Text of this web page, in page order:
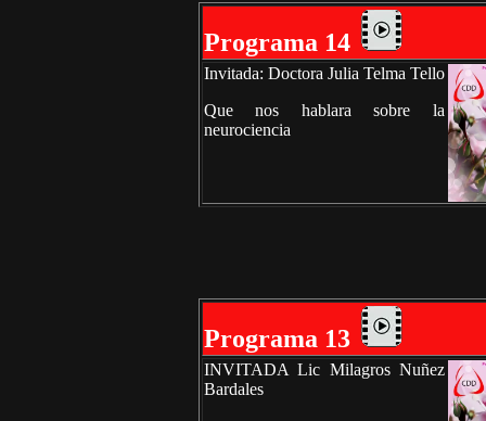
Programa 14
Invitada: Doctora Julia Telma Tello
Que nos hablara sobre la
neurociencia
Programa 13
INVITADA Lic Milagros Nuñez
Bardales